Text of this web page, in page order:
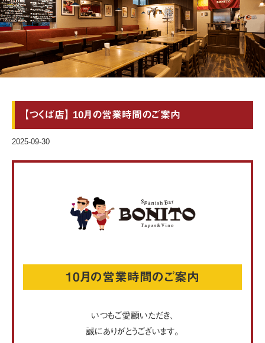
【つくば店】 10月の営業時間のご案内
2025-09-30
10月の営業時間のご案内
いつもご愛顧いただき、
誠にありがとうございます。